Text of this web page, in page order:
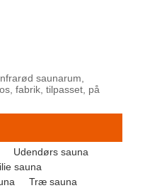
saunarum,
fabrik, tilpasset, på
Udendørs sauna
sauna
Træ sauna